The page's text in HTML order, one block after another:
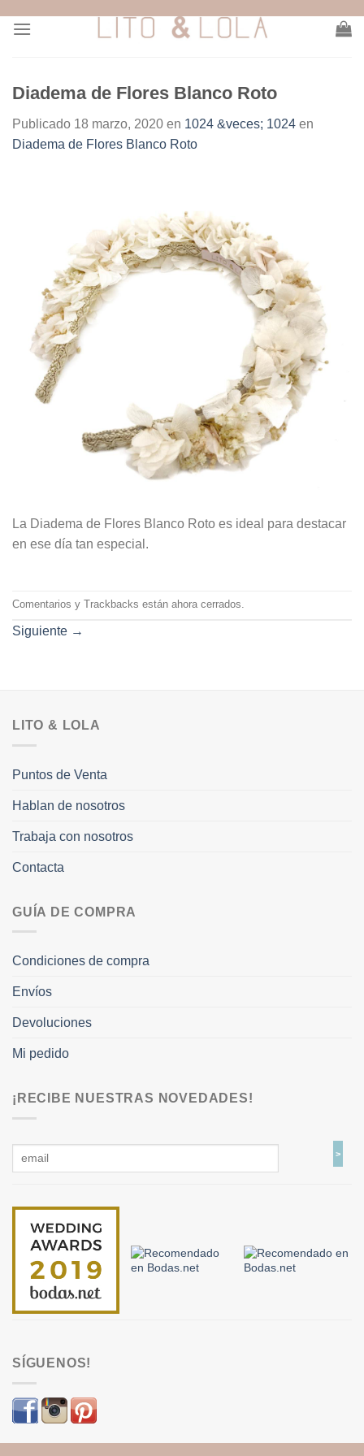
Diadema de Flores Blanco Roto
Publicado 18 marzo, 2020 en 1024 &veces; 1024 en
Diadema de Flores Blanco Roto
La Diadema de Flores Blanco Roto es ideal para destacar
en ese día tan especial.
Comentarios y Trackbacks están ahora cerrados.
Siguiente →
LITO & LOLA
Puntos de Venta
Hablan de nosotros
Trabaja con nosotros
Contacta
GUÍA DE COMPRA
Condiciones de compra
Envíos
Devoluciones
Mi pedido
¡RECIBE NUESTRAS NOVEDADES!
SÍGUENOS!